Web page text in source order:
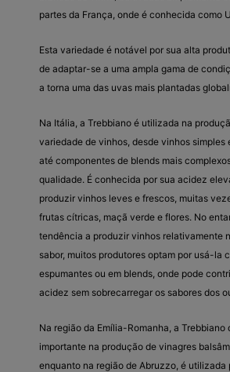
partes da França, onde é conhecida como
Esta variedade é notável por sua alta
de adaptar-se a uma ampla gama de
a torna uma das uvas mais plantadas
Na Itália, a Trebbiano é utilizada na
variedade de vinhos, desde vinhos simples
até componentes de blends mais
qualidade. É conhecida por sua acidez
produzir vinhos leves e frescos, muitas
frutas cítricas, maçã verde e flores. No
tendência a produzir vinhos relativamente
sabor, muitos produtores optam por usá-la
espumantes ou em blends, onde pode
acidez sem sobrecarregar os sabores dos
Na região da Emília-Romanha, a Trebbiano
importante na produção de vinagres
enquanto na região de Abruzzo, é utilizada